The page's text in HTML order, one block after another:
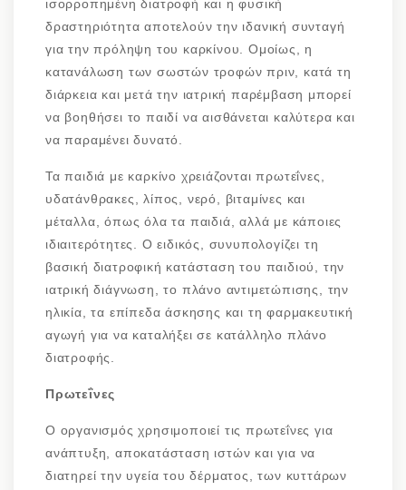
ισορροπημένη διατροφή και η φυσική
δραστηριότητα αποτελούν την ιδανική συνταγή
για την πρόληψη του καρκίνου. Ομοίως, η
κατανάλωση των σωστών τροφών πριν, κατά τη
διάρκεια και μετά την ιατρική παρέμβαση μπορεί
να βοηθήσει το παιδί να αισθάνεται καλύτερα και
να παραμένει δυνατό.
Τα παιδιά με καρκίνο χρειάζονται πρωτεΐνες,
υδατάνθρακες, λίπος, νερό, βιταμίνες και
μέταλλα, όπως όλα τα παιδιά, αλλά με κάποιες
ιδιαιτερότητες. Ο ειδικός, συνυπολογίζει τη
βασική διατροφική κατάσταση του παιδιού, την
ιατρική διάγνωση, το πλάνο αντιμετώπισης, την
ηλικία, τα επίπεδα άσκησης και τη φαρμακευτική
αγωγή για να καταλήξει σε κατάλληλο πλάνο
διατροφής.
Πρωτεΐνες
Ο οργανισμός χρησιμοποιεί τις πρωτεΐνες για
ανάπτυξη, αποκατάσταση ιστών και για να
διατηρεί την υγεία του δέρματος, των κυττάρων